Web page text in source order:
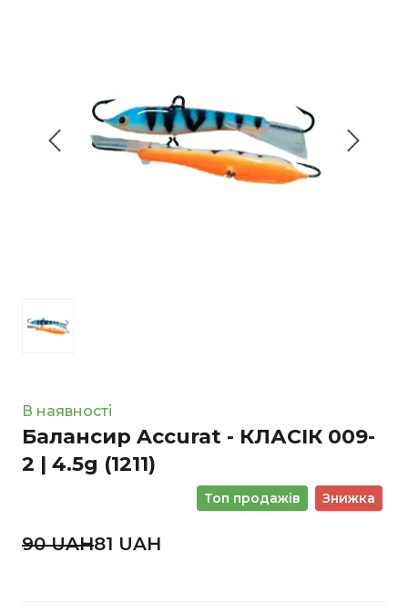
В наявності
Балансир Accurat - КЛАСІК 009-
2 | 4.5g (1211)
Топ продажів Знижка
90 UAН81 UAН